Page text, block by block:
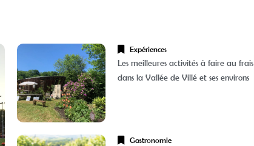
Expériences
Les meilleures activités à faire au frais
dans la Vallée de Villé et ses environs
Gastronomie